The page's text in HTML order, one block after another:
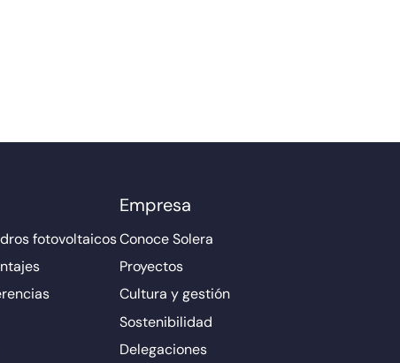
fotovoltaicos
Empresa
Conoce Solera
Proyectos
Cultura y gestión
Sostenibilidad
Delegaciones